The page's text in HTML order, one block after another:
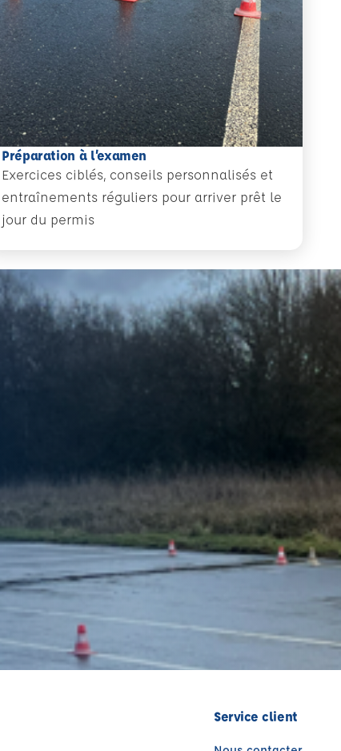
Préparation à l’examen
Exercices ciblés, conseils personnalisés et
entraînements réguliers pour arriver prêt le
jour du permis
Service client